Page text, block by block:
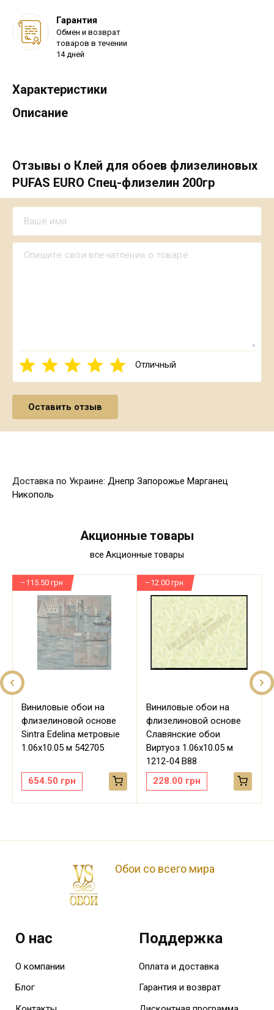
Гарантия
Обмен и возврат
товаров в течении
14 дней
Характеристики
Описание
Отзывы о Клей для обоев флизелиновых
PUFAS EURO Спец-флизелин 200гр
Отличный
Доставка по Украине: Днепр Запорожье Марганец
Никополь
Акционные товары
все Акционные товары
Виниловые обои на
флизелиновой основе
Sintra Edelina метровые
1.06х10.05 м 542705
654.50 грн
–115.50 грн
Виниловые обои на
флизелиновой основе
Славянские обои
Виртуоз 1.06х10.05 м
1212-04 В88
228.00 грн
–12.00 грн
Обои со всего мира
О нас
О компании
Блог
Поддержка
Оплата и доставка
Гарантия и возврат